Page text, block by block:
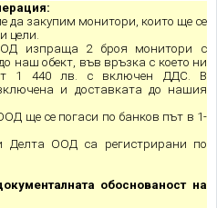
закупим монитори, които ще се
цели.
изпраща 2 броя монитори с
наш обект, във връзка с което ни
1 440 лв. с включен ДДС. В
и доставката до нашия
ще се погаси по банков път в 1-
ООД са регистрирани по
обоснованост на